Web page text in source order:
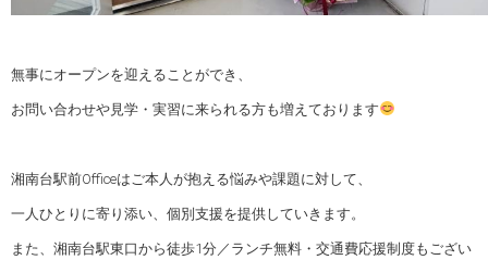
無事にオープンを迎えることができ、
お問い合わせや見学・実習に来られる方も増えております
湘南台駅前Officeはご本人が抱える悩みや課題に対して、
一人ひとりに寄り添い、個別支援を提供していきます。
また、湘南台駅東口から徒歩1分／ランチ無料・交通費応援制度もござい